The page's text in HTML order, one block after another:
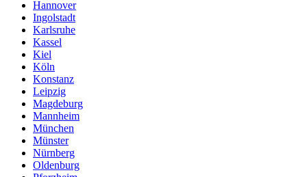
Hannover
Ingolstadt
Karlsruhe
Kassel
Kiel
Köln
Konstanz
Leipzig
Magdeburg
Mannheim
München
Münster
Nürnberg
Oldenburg